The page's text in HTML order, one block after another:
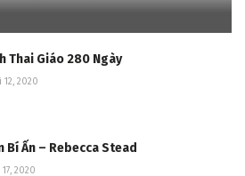
Thai Giáo 280 Ngày
12, 2020
Bí Ẩn – Rebecca Stead
2020